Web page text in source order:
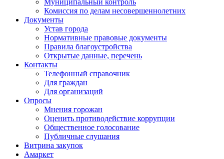
Муниципальный контроль
Комиссия по делам несовершеннолетних
Документы
Устав города
Нормативные правовые документы
Правила благоустройства
Открытые данные, перечень
Контакты
Телефонный справочник
Для граждан
Для организаций
Опросы
Мнения горожан
Оценить противодействие коррупции
Общественное голосование
Публичные слушания
Витрина закупок
Амаркет